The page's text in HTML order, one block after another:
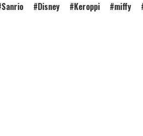
Sanrio Disney Keroppi miffy